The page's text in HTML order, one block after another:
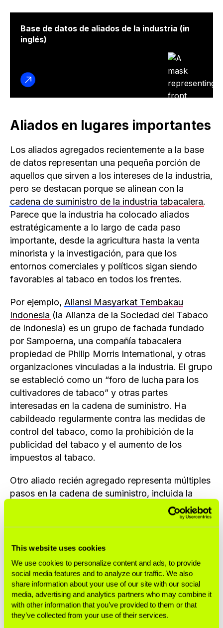
This website uses cookies
We use cookies to personalize content and ads, to provide
social media features and to analyze our traffic. We also
share information about your use of our site with our social
media, advertising and analytics partners who may combine it
with other information that you’ve provided to them or that
they’ve collected from your use of their services.
Base de datos de aliados de la industria (in
inglés)
Aliados en lugares importantes
Los aliados agregados recientemente a la base
de datos representan una pequeña porción de
aquellos que sirven a los intereses de la industria,
pero se destacan porque se alinean con la
cadena de suministro de la industria tabacalera.
Parece que la industria ha colocado aliados
estratégicamente a lo largo de cada paso
importante, desde la agricultura hasta la venta
minorista y la investigación, para que los
entornos comerciales y políticos sigan siendo
favorables al tabaco en todos los frentes.
Por ejemplo, Aliansi Masyarkat Tembakau
Indonesia (la Alianza de la Sociedad del Tabaco
de Indonesia) es un grupo de fachada fundado
por Sampoerna, una compañía tabacalera
propiedad de Philip Morris International, y otras
organizaciones vinculadas a la industria. El grupo
se estableció como un “foro de lucha para los
cultivadores de tabaco” y otras partes
interesadas en la cadena de suministro. Ha
cabildeado regularmente contra las medidas de
control del tabaco, como la prohibición de la
publicidad del tabaco y el aumento de los
impuestos al tabaco.
Otro aliado recién agregado representa múltiples
pasos en la cadena de suministro, incluida la
Instituto del Tabaco de la India
(un grupo de fachada establecido por el principal
de compañías tabacaleras transnacionales) ha
cabildeado contra las medidas de control del
tabaco, como las advertencias sanitarias en los
envases y los impuestos al tabaco.
Los minoristas están representados por terceros
recientemente agregados, como laScottish